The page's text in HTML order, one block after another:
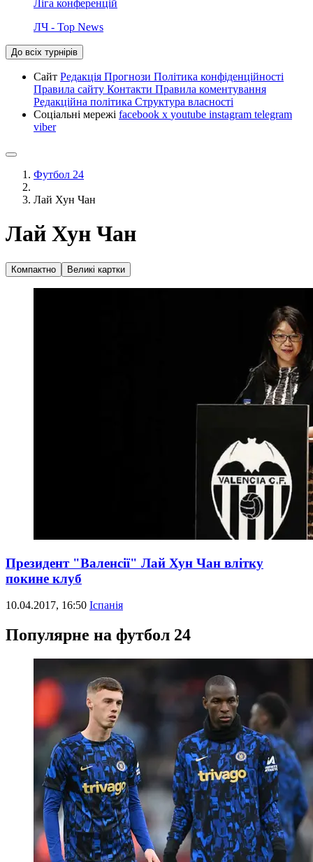
Ліга конференцій
ЛЧ - Top News
До всіх турнірів
Сайт Редакція Прогнози Політика конфіденційності
Правила сайту Контакти Правила коментування
Редакційна політика Структура власності
Соціальні мережі facebook x youtube instagram telegram
viber
Футбол 24
Лай Хун Чан
Лай Хун Чан
Компактно Великі картки
Президент "Валенсії" Лай Хун Чан влітку
покине клуб
10.04.2017, 16:50 Іспанія
Популярне на футбол 24